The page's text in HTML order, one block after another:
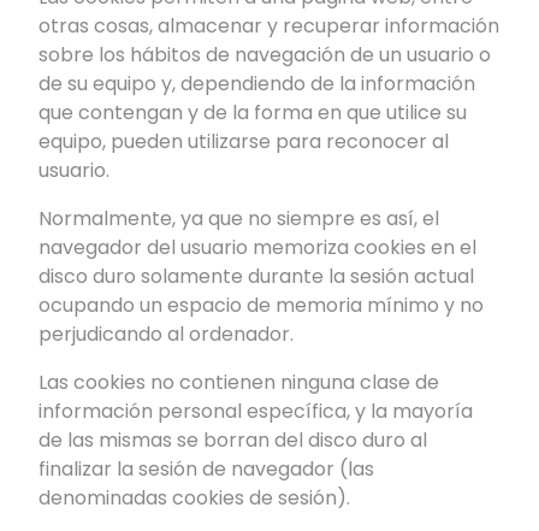
otras cosas, almacenar y recuperar información
sobre los hábitos de navegación de un usuario o
de su equipo y, dependiendo de la información
que contengan y de la forma en que utilice su
equipo, pueden utilizarse para reconocer al
usuario.
Normalmente, ya que no siempre es así, el
navegador del usuario memoriza cookies en el
disco duro solamente durante la sesión actual
ocupando un espacio de memoria mínimo y no
perjudicando al ordenador.
Las cookies no contienen ninguna clase de
información personal específica, y la mayoría
de las mismas se borran del disco duro al
finalizar la sesión de navegador (las
denominadas cookies de sesión).